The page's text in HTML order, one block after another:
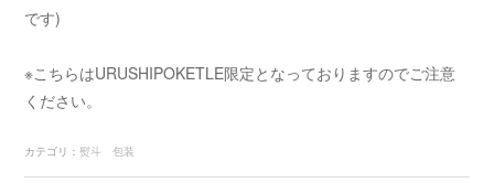
です)
※こちらはURUSHIPOKETLE限定となっておりますのでご注意
ください。
カテゴリ ： 熨斗 包装